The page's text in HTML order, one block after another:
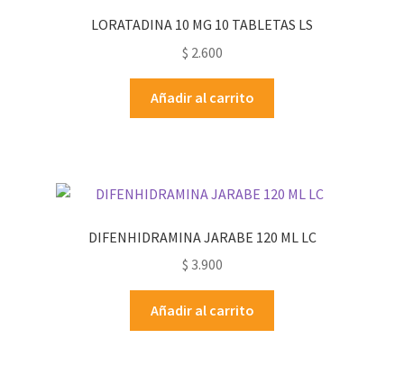
LORATADINA 10 MG 10 TABLETAS LS
$ 2.600
Añadir al carrito
DIFENHIDRAMINA JARABE 120 ML LC
$ 3.900
Añadir al carrito